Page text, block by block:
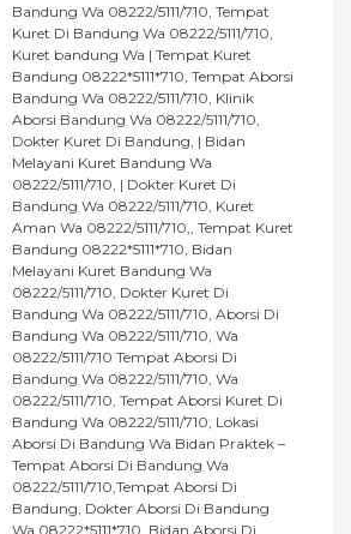
Bandung Wa 08222/5111/710, Tempat
Kuret Di Bandung Wa 08222/5111/710,
Kuret bandung Wa | Tempat Kuret
Bandung 08222*5111*710, Tempat Aborsi
Bandung Wa 08222/5111/710, Klinik
Aborsi Bandung Wa 08222/5111/710,
Dokter Kuret Di Bandung, | Bidan
Melayani Kuret Bandung Wa
08222/5111/710, | Dokter Kuret Di
Bandung Wa 08222/5111/710, Kuret
Aman Wa 08222/5111/710,, Tempat Kuret
Bandung 08222*5111*710, Bidan
Melayani Kuret Bandung Wa
08222/5111/710, Dokter Kuret Di
Bandung Wa 08222/5111/710, Aborsi Di
Bandung Wa 08222/5111/710, Wa
08222/5111/710 Tempat Aborsi Di
Bandung Wa 08222/5111/710, Wa
08222/5111/710, Tempat Aborsi Kuret Di
Bandung Wa 08222/5111/710, Lokasi
Aborsi Di Bandung Wa Bidan Praktek –
Tempat Aborsi Di Bandung Wa
08222/5111/710,Tempat Aborsi Di
Bandung, Dokter Aborsi Di Bandung
Wa 08222*5111*710, Bidan Aborsi Di